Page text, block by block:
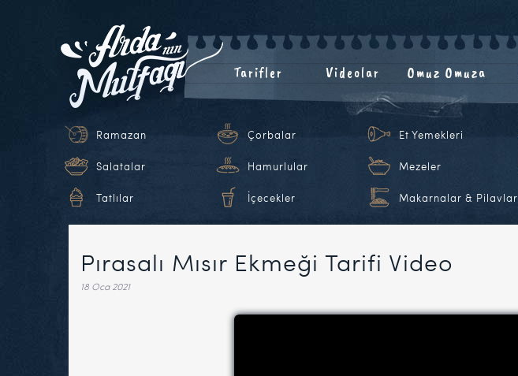
Tarifler Videolar Omuz Omuza
Ramazan Çorbalar Et Yemekleri
Salatalar Hamurlular Mezeler
Tatlılar İçecekler Makarnalar & Pilavlar
Pırasalı Mısır Ekmeği Tarifi Video
18 Oca 2021